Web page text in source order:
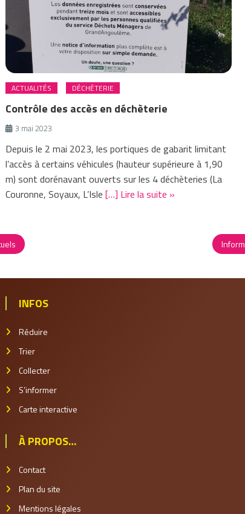
ACTUALITÉS DÉCHÈTERIE
Contrôle des accès en déchèterie
3 mai 2023
Depuis le 2 mai 2023, les portiques de gabarit limitant
l’accès à certains véhicules (hauteur supérieure à 1,90
m) sont dorénavant ouverts sur les 4 déchèteries (La
Couronne, Soyaux, L’Isle[…] Lire la suite »
INFOS
Réduire
Trier
Collecter
S’informer
Carte interactive
À PROPOS…
Contact
Plan du site
Mentions légales